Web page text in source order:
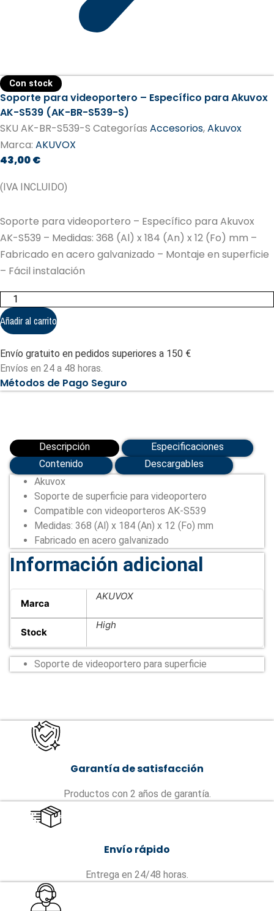
Con stock
Soporte para videoportero – Específico para Akuvox
AK-S539 (AK-BR-S539-S)
SKU AK-BR-S539-S Categorías Accesorios,Akuvox
Marca: AKUVOX
43,00€
(IVA INCLUIDO)
Soporte para videoportero – Específico para Akuvox
AK-S539 – Medidas: 368 (Al) x 184 (An) x 12 (Fo) mm –
Fabricado en acero galvanizado – Montaje en superficie
– Fácil instalación
Soporte
para
videoportero
-
Específico
Akuvox
AK-
S539
(AK-
BR-
Añadir al carrito
Envío gratuito en pedidos superiores a 150 €
Envíos en 24 a 48 horas.
Métodos de Pago Seguro
Descripción
Especificaciones
Contenido
Descargables
Akuvox
Soporte de superficie para videoportero
Compatible con videoporteros AK-S539
Medidas: 368 (Al) x 184 (An) x 12 (Fo) mm
Fabricado en acero galvanizado
Información adicional
Marca
AKUVOX
Stock
High
Soporte de videoportero para superficie
Garantía de satisfacción
Productos con 2 años de garantía.
Envío rápido
Entrega en 24/48 horas.